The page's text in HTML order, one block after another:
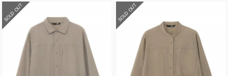
SOLD OUT SOLD OUT